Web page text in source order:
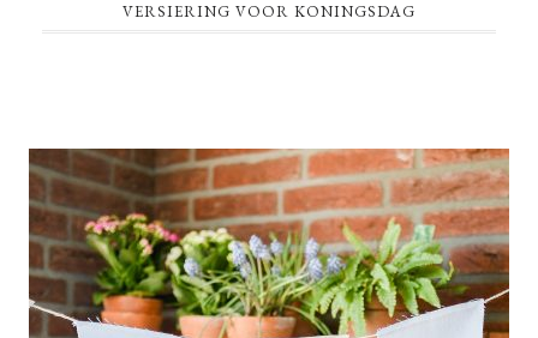
VERSIERING VOOR KONINGSDAG